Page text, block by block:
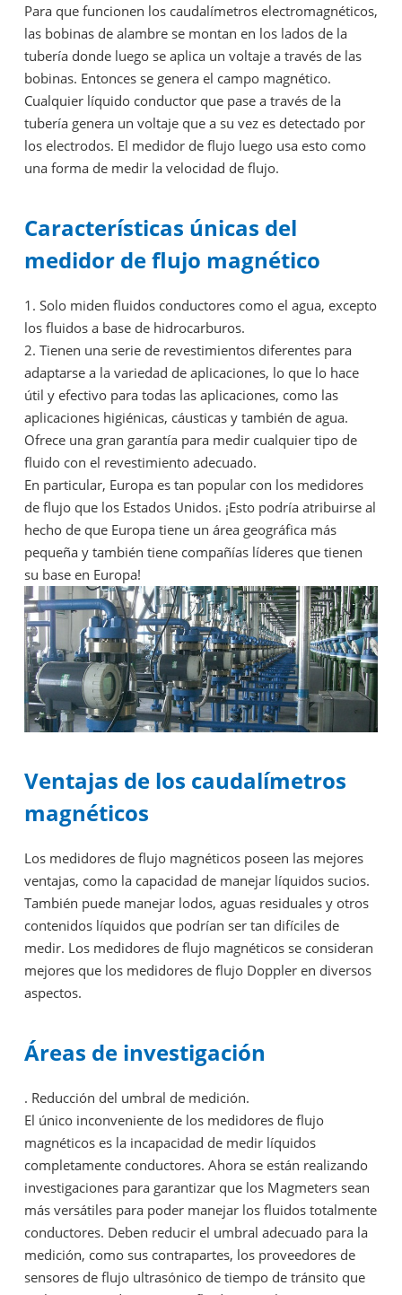
Para que funcionen los caudalímetros electromagnéticos,
las bobinas de alambre se montan en los lados de la
tubería donde luego se aplica un voltaje a través de las
bobinas. Entonces se genera el campo magnético.
Cualquier líquido conductor que pase a través de la
tubería genera un voltaje que a su vez es detectado por
los electrodos. El medidor de flujo luego usa esto como
una forma de medir la velocidad de flujo.
Características únicas del
medidor de flujo magnético
1. Solo miden fluidos conductores como el agua, excepto
los fluidos a base de hidrocarburos.
2. Tienen una serie de revestimientos diferentes para
adaptarse a la variedad de aplicaciones, lo que lo hace
útil y efectivo para todas las aplicaciones, como las
aplicaciones higiénicas, cáusticas y también de agua.
Ofrece una gran garantía para medir cualquier tipo de
fluido con el revestimiento adecuado.
En particular, Europa es tan popular con los medidores
de flujo que los Estados Unidos. ¡Esto podría atribuirse al
hecho de que Europa tiene un área geográfica más
pequeña y también tiene compañías líderes que tienen
su base en Europa!
Ventajas de los caudalímetros
magnéticos
Los medidores de flujo magnéticos poseen las mejores
ventajas, como la capacidad de manejar líquidos sucios.
También puede manejar lodos, aguas residuales y otros
contenidos líquidos que podrían ser tan difíciles de
medir. Los medidores de flujo magnéticos se consideran
mejores que los medidores de flujo Doppler en diversos
aspectos.
Áreas de investigación
. Reducción del umbral de medición.
El único inconveniente de los medidores de flujo
magnéticos es la incapacidad de medir líquidos
completamente conductores. Ahora se están realizando
investigaciones para garantizar que los Magmeters sean
más versátiles para poder manejar los fluidos totalmente
conductores. Deben reducir el umbral adecuado para la
medición, como sus contrapartes, los proveedores de
sensores de flujo ultrasónico de tiempo de tránsito que